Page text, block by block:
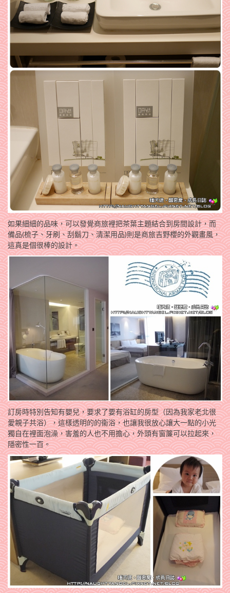
如果細細的品味，可以發覺商旅裡把茶葉主題結合到房間設計，而
備品(梳子、牙刷、刮鬍刀、清潔用品)則是商旅吉野櫻的外觀畫風，
這真是個很棒的設計。
訂房時特別告知有嬰兒，要求了要有浴缸的房型（因為我家老北很
愛親子共浴），這樣透明的的衞浴，也讓我很放心讓大一點的小光
獨自在裡面泡澡，害羞的人也不用擔心，外頭有窗簾可以拉起來，
隱密性一百。